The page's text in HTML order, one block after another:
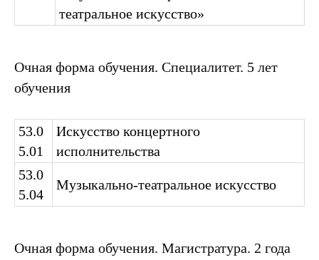
театральное искусство»
Очная форма обучения. Специалитет. 5 лет
обучения
53.0
5.01
Искусство концертного
исполнительства
53.0
5.04
Музыкально-театральное искусство
Очная форма обучения. Магистратура. 2 года